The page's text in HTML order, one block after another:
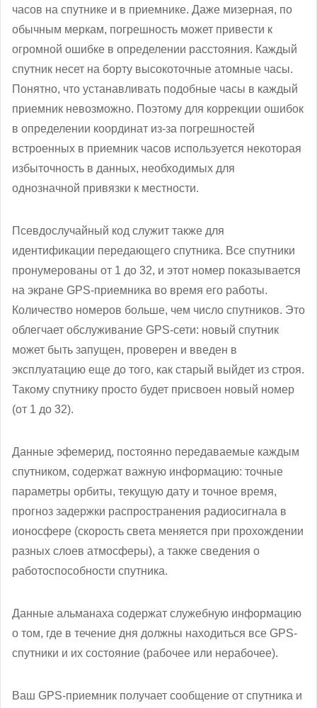
часов на спутнике и в приемнике. Даже мизерная, по
обычным меркам, погрешность может привести к
огромной ошибке в определении расстояния. Каждый
спутник несет на борту высокоточные атомные часы.
Понятно, что устанавливать подобные часы в каждый
приемник невозможно. Поэтому для коррекции ошибок
в определении координат из-за погрешностей
встроенных в приемник часов используется некоторая
избыточность в данных, необходимых для
однозначной привязки к местности.
Псевдослучайный код служит также для
идентификации передающего спутника. Все спутники
пронумерованы от 1 до 32, и этот номер показывается
на экране GPS-приемника во время его работы.
Количество номеров больше, чем число спутников. Это
облегчает обслуживание GPS-сети: новый спутник
может быть запущен, проверен и введен в
эксплуатацию еще до того, как старый выйдет из строя.
Такому спутнику просто будет присвоен новый номер
(от 1 до 32).
Данные эфемерид, постоянно передаваемые каждым
спутником, содержат важную информацию: точные
параметры орбиты, текущую дату и точное время,
прогноз задержки распространения радиосигнала в
ионосфере (скорость света меняется при прохождении
разных слоев атмосферы), а также сведения о
работоспособности спутника.
Данные альманаха содержат служебную информацию
о том, где в течение дня должны находиться все GPS-
спутники и их состояние (рабочее или нерабочее).
Ваш GPS-приемник получает сообщение от спутника и